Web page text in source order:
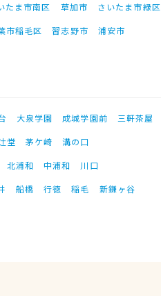
たま市南区 草加市 さいたま市緑区
市稲毛区 習志野市 浦安市
大泉学園 成城学園前 三軒茶屋
堂 茅ケ崎
溝の口
北浦和 中浦和
川口
船橋 行徳 稲毛 新鎌ヶ谷